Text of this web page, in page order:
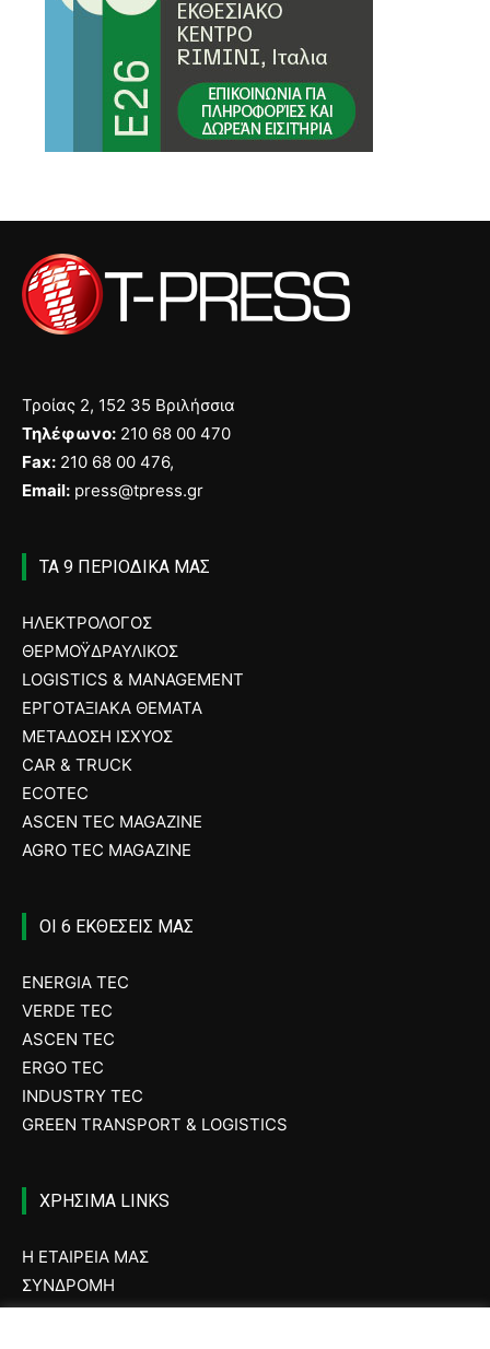
Τροίας 2, 152 35 Βριλήσσια
Τηλέφωνο: 210 68 00 470
Fax: 210 68 00 476,
Email: press@tpress.gr
ΤΑ 9 ΠΕΡΙΟΔΙΚΑ ΜΑΣ
ΗΛΕΚΤΡΟΛΟΓΟΣ
ΘΕΡΜΟΫΔΡΑΥΛΙΚΟΣ
LOGISTICS & MANAGEMENT
ΕΡΓΟΤΑΞΙΑΚΑ ΘΕΜΑΤΑ
ΜΕΤΑΔΟΣΗ ΙΣΧΥΟΣ
CAR & TRUCK
ECOTEC
ASCEN TEC MAGAZINE
AGRO TEC MAGAZINE
ΟΙ 6 ΕΚΘΕΣΕΙΣ ΜΑΣ
ENERGIA TEC
VERDE TEC
ASCEN TEC
ERGO TEC
INDUSTRY TEC
GREEN TRANSPORT & LOGISTICS
ΧΡΗΣΙΜΑ LINKS
Η ΕΤΑΙΡΕΙΑ ΜΑΣ
ΣΥΝΔΡΟΜΗ
ΔΙΑΦΗΜΙΣΗ